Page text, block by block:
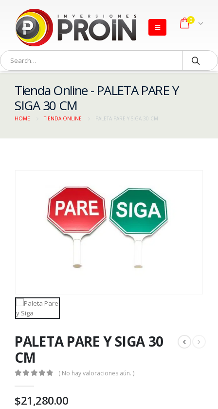
0
Tienda Online - PALETA PARE Y
SIGA 30 CM
HOME TIENDA ONLINE PALETA PARE Y SIGA 30 CM
PALETA PARE Y SIGA 30
CM
( No hay valoraciones aún. )
$21,280.00